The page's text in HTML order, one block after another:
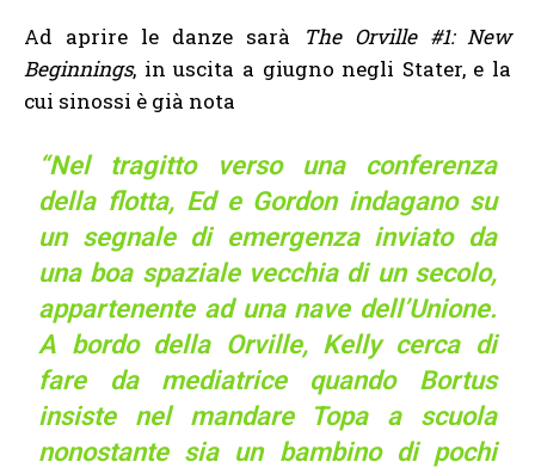
Ad aprire le danze sarà
The Orville #1: New
Beginnings, in uscita a giugno negli Stater, e la
cui sinossi è già nota
“Nel tragitto verso una conferenza
della flotta, Ed e Gordon indagano su
un segnale di emergenza inviato da
una boa spaziale vecchia di un secolo,
appartenente ad una nave dell’Unione.
A bordo della Orville, Kelly cerca di
fare da mediatrice quando Bortus
insiste nel mandare Topa a scuola
nonostante sia un bambino di pochi